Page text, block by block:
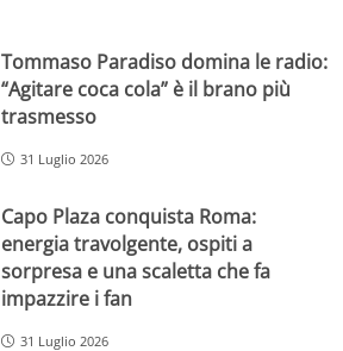
Tommaso Paradiso domina le radio:
“Agitare coca cola” è il brano più
trasmesso
31 Luglio 2026
Capo Plaza conquista Roma:
energia travolgente, ospiti a
sorpresa e una scaletta che fa
impazzire i fan
31 Luglio 2026